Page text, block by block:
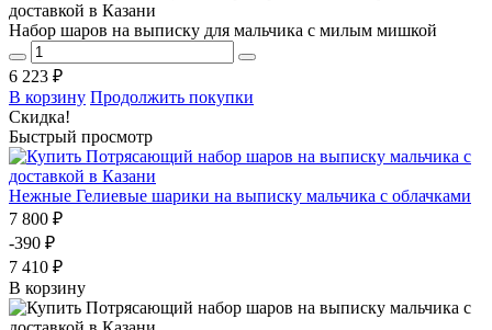
Набор шаров на выписку для мальчика с милым мишкой
6 223 ₽
В корзину Продолжить покупки
Скидка!
Быстрый просмотр
Нежные Гелиевые шарики на выписку мальчика с облачками
7 800 ₽
-390 ₽
7 410 ₽
В корзину